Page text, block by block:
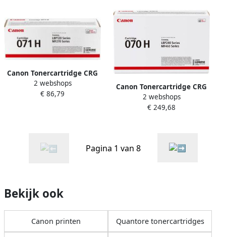
Canon Tonercartridge CRG
071H zwart
2 webshops
€ 86,79
Canon Tonercartridge CRG
070H zwart
2 webshops
€ 249,68
Pagina 1 van 8
Bekijk ook
Canon printen Quantore tonercartridges